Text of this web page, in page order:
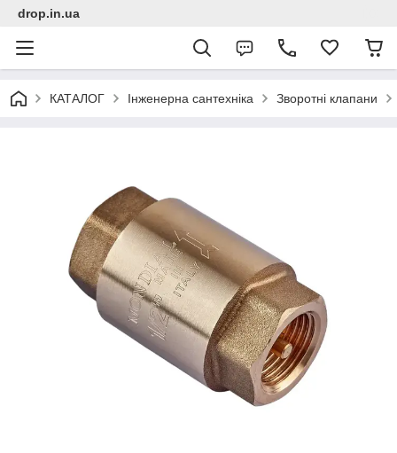
drop.in.ua
КАТАЛОГ Інженерна сантехніка Зворотні клапани